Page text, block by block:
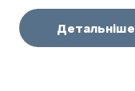
Детальніше